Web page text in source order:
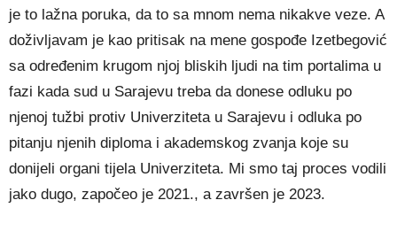
je to lažna poruka, da to sa mnom nema nikakve veze. A
doživljavam je kao pritisak na mene gospođe Izetbegović
sa određenim krugom njoj bliskih ljudi na tim portalima u
fazi kada sud u Sarajevu treba da donese odluku po
njenoj tužbi protiv Univerziteta u Sarajevu i odluka po
pitanju njenih diploma i akademskog zvanja koje su
donijeli organi tijela Univerziteta. Mi smo taj proces vodili
jako dugo, započeo je 2021., a završen je 2023.